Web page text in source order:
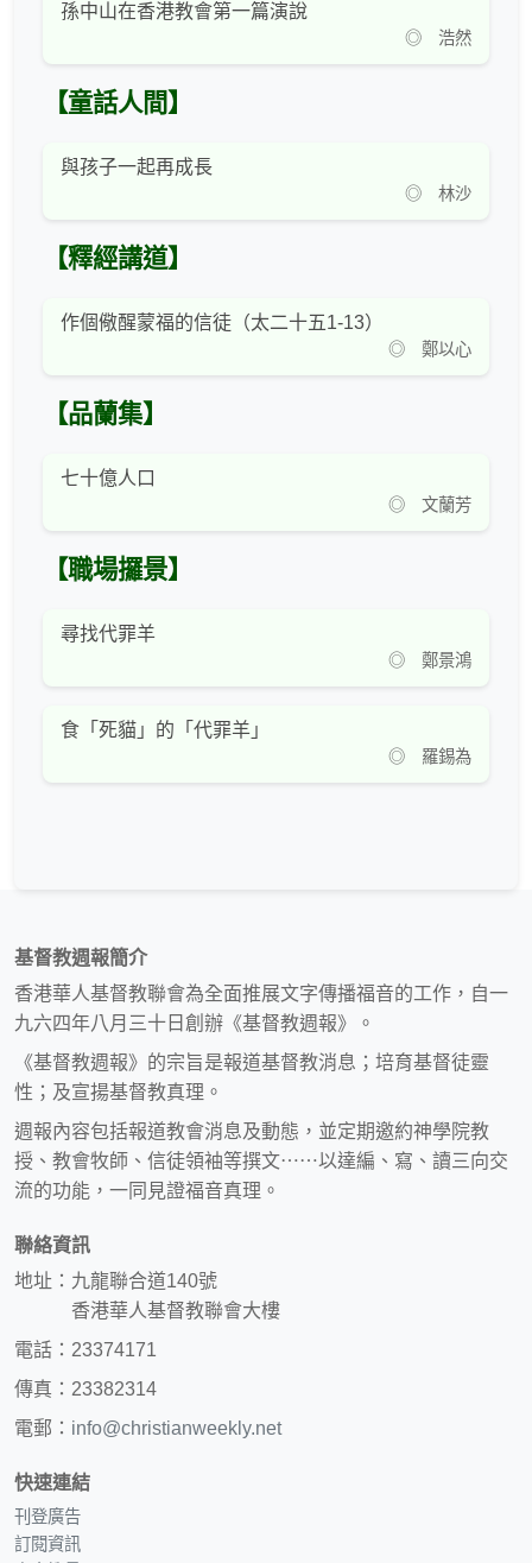
孫中山在香港教會第一篇演說
◎ 浩然
【童話人間】
與孩子一起再成長
◎ 林沙
【釋經講道】
作個儆醒蒙福的信徒（太二十五1-13）
◎ 鄭以心
【品蘭集】
七十億人口
◎ 文蘭芳
【職場攞景】
尋找代罪羊
◎ 鄭景鴻
食「死貓」的「代罪羊」
◎ 羅錫為
基督教週報簡介
香港華人基督教聯會為全面推展文字傳播福音的工作，自一
九六四年八月三十日創辦《基督教週報》。
《基督教週報》的宗旨是報道基督教消息；培育基督徒靈
性；及宣揚基督教真理。
週報內容包括報道教會消息及動態，並定期邀約神學院教
授、教會牧師、信徒領袖等撰文⋯⋯以達編、寫、讀三向交
流的功能，一同見證福音真理。
聯絡資訊
地址：九龍聯合道140號
香港華人基督教聯會大樓
電話：23374171
傳真：23382314
電郵： info@christianweekly.net
快速連結
刊登廣告
訂閱資訊